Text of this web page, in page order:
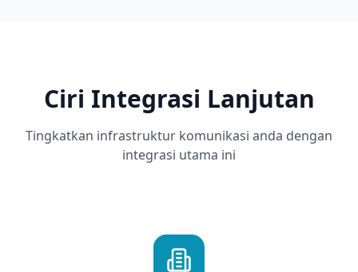
Ciri Integrasi Lanjutan
Tingkatkan infrastruktur komunikasi anda dengan
integrasi utama ini